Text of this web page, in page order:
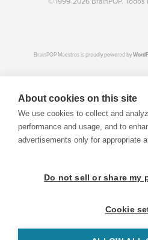
BrainPOP Maestros is proudly powered by
About cookies on this site
We use cookies to collect and
performance and usage, and to
advertisements only for appropriate
Do not sell or share my
Cookie